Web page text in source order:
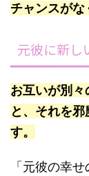
チャンスがな
元彼に新し
お互いが別
と、それを
す。
「元彼の幸